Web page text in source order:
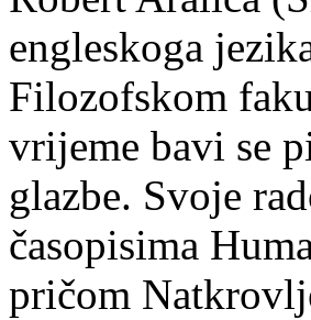
engleskoga
Filozofskom
vrijeme bavi se
glazbe. Svoje
časopisima
pričom